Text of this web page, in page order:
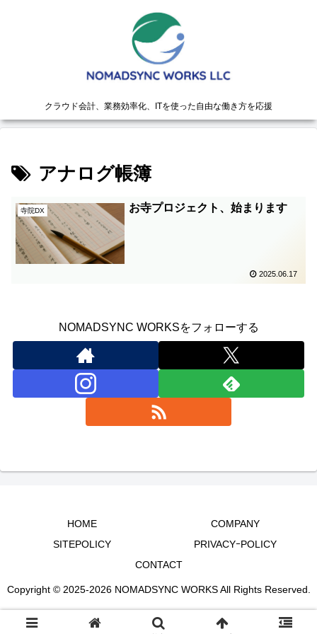
クラウド会計、業務効率化、ITを使った自由な働き方を応援
アナログ帳簿
寺院DX お寺プロジェクト、始まります
2025.06.17
NOMADSYNC WORKSをフォローする
HOME
COMPANY
SITEPOLICY
PRIVACYｰPOLICY
CONTACT
Copyright © 2025-2026 NOMADSYNC WORKS All Rights Reserved.